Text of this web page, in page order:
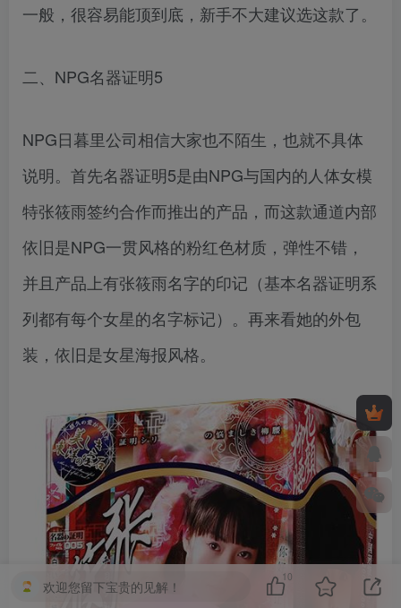
一般，很容易能顶到底，新手不大建议选这款了。
二、NPG名器证明5
NPG日暮里公司相信大家也不陌生，也就不具体
说明。首先名器证明5是由NPG与国内的人体女模
特张筱雨签约合作而推出的产品，而这款通道内部
依旧是NPG一贯风格的粉红色材质，弹性不错，
并且产品上有张筱雨名字的印记（基本名器证明系
列都有每个女星的名字标记）。再来看她的外包
装，依旧是女星海报风格。
欢迎您留下宝贵的见解！
10